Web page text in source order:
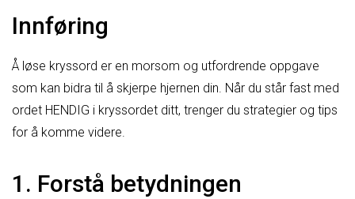
Innføring
Å løse kryssord er en morsom og utfordrende oppgave
som kan bidra til å skjerpe hjernen din. Når du står fast med
ordet HENDIG i kryssordet ditt, trenger du strategier og tips
for å komme videre.
1. Forstå betydningen